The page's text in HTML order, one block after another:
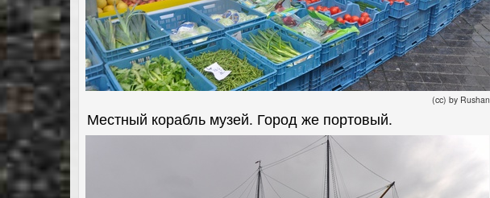
(cc) by Rushan
Местный корабль музей. Город же портовый.